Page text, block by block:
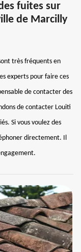
fuites sur
de Marcilly
très fréquents en
experts pour faire ces
de contacter des
de contacter Louiti
Si vous voulez des
directement. Il